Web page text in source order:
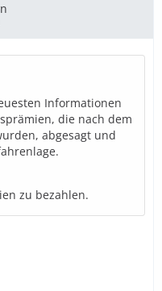
Informationen
die nach dem
abgesagt und
zu bezahlen.